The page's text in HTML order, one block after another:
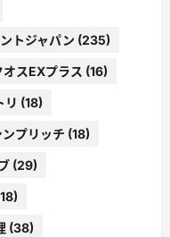
トジャパン (235)
オスEXプラス (16)
リ (18)
ンプリッチ (18)
(29)
(38)